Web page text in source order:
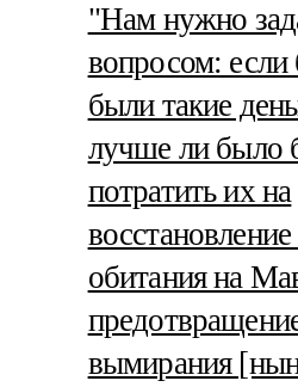
"Нам нужно
вопросом: если
были такие
лучше ли было
потратить их на
обитания на
вымирания